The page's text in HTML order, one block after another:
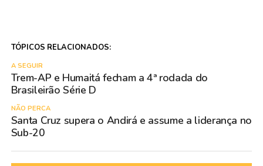
TÓPICOS RELACIONADOS:
A SEGUIR
Trem-AP e Humaitá fecham a 4ª rodada do
Brasileirão Série D
NÃO PERCA
Santa Cruz supera o Andirá e assume a liderança no
Sub-20